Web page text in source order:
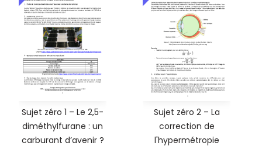
Sujet zéro 1 – Le 2,5-
diméthylfurane : un
carburant d’avenir ?
Sujet zéro 2 – La
correction de
l'hypermétropie